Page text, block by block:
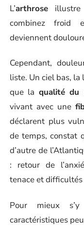
L’arthrose
combinez froid
deviennent
Cependant,
liste. Un ciel bas,
que la qualité du
vivant avec une
déclarent plus
de temps, constat
d’autre de
: retour de
tenace et difficultés
Pour mieux s’y
caractéristiques